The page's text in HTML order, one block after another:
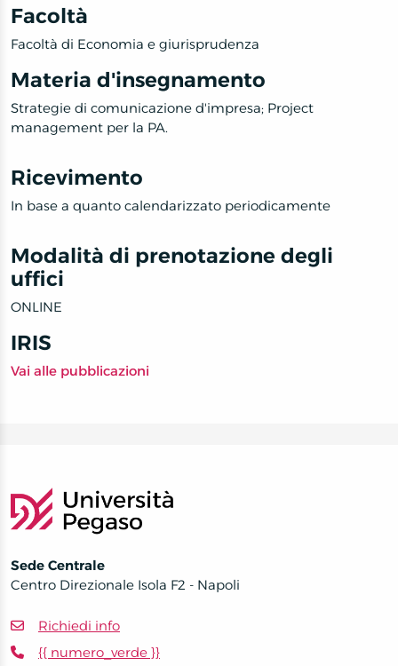
Facoltà
Facoltà di Economia e giurisprudenza
Materia d'insegnamento
Strategie di comunicazione d'impresa; Project
management per la PA.
Ricevimento
In base a quanto calendarizzato periodicamente
Modalità di prenotazione degli
uffici
ONLINE
IRIS
Vai alle pubblicazioni
Sede Centrale
Centro Direzionale Isola F2 - Napoli
Richiedi info
{{ numero_verde }}